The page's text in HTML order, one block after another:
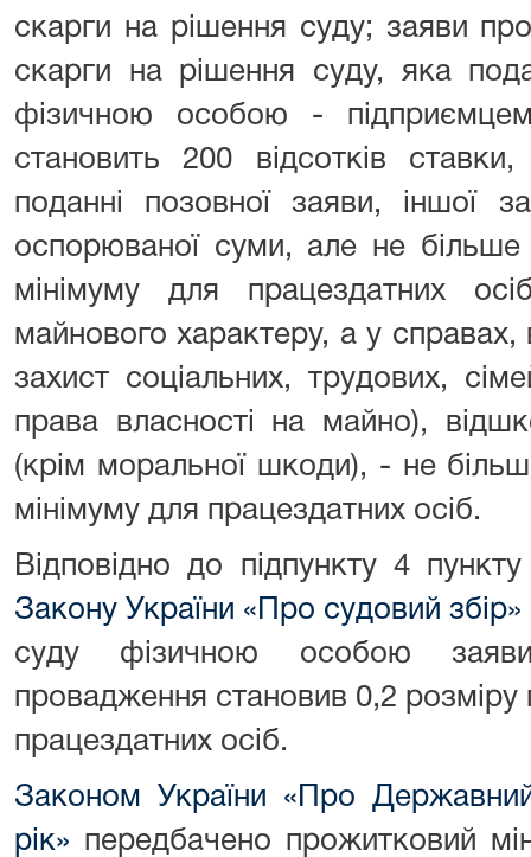
скарги на рішення суду; заяви
скарги на рішення суду, яка
фізичною особою -
становить 200 відсотків
поданні позовної заяви, іншої
оспорюваної суми, але не більше
мінімуму для працездатних
майнового характеру, а у
захист соціальних, трудових,
права власності на майно),
(крім моральної шкоди), - не
мінімуму для працездатних осіб.
Відповідно до підпункту 4
Закону України «Про судовий збір»
суду фізичною особою
провадження становив 0,2 розміру
працездатних осіб.
Законом України «Про
рік» передбачено прожитковий